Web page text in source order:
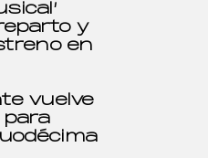
y
en
vuelve
para